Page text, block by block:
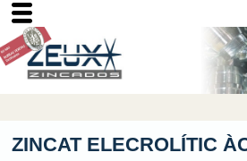
ZINCAT ELECROLÍTIC